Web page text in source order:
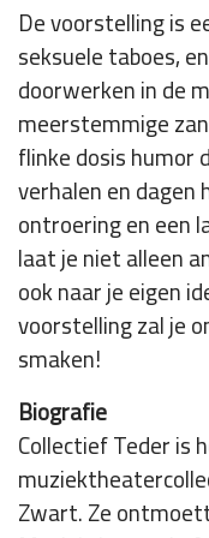
De voorstelling is
seksuele taboes,
doorwerken in de
meerstemmige
flinke dosis humor
verhalen en
ontroering en een
laat je niet alleen
ook naar je eigen
voorstelling zal je
smaken!
Biografie
Collectief Teder is
Zwart. Ze